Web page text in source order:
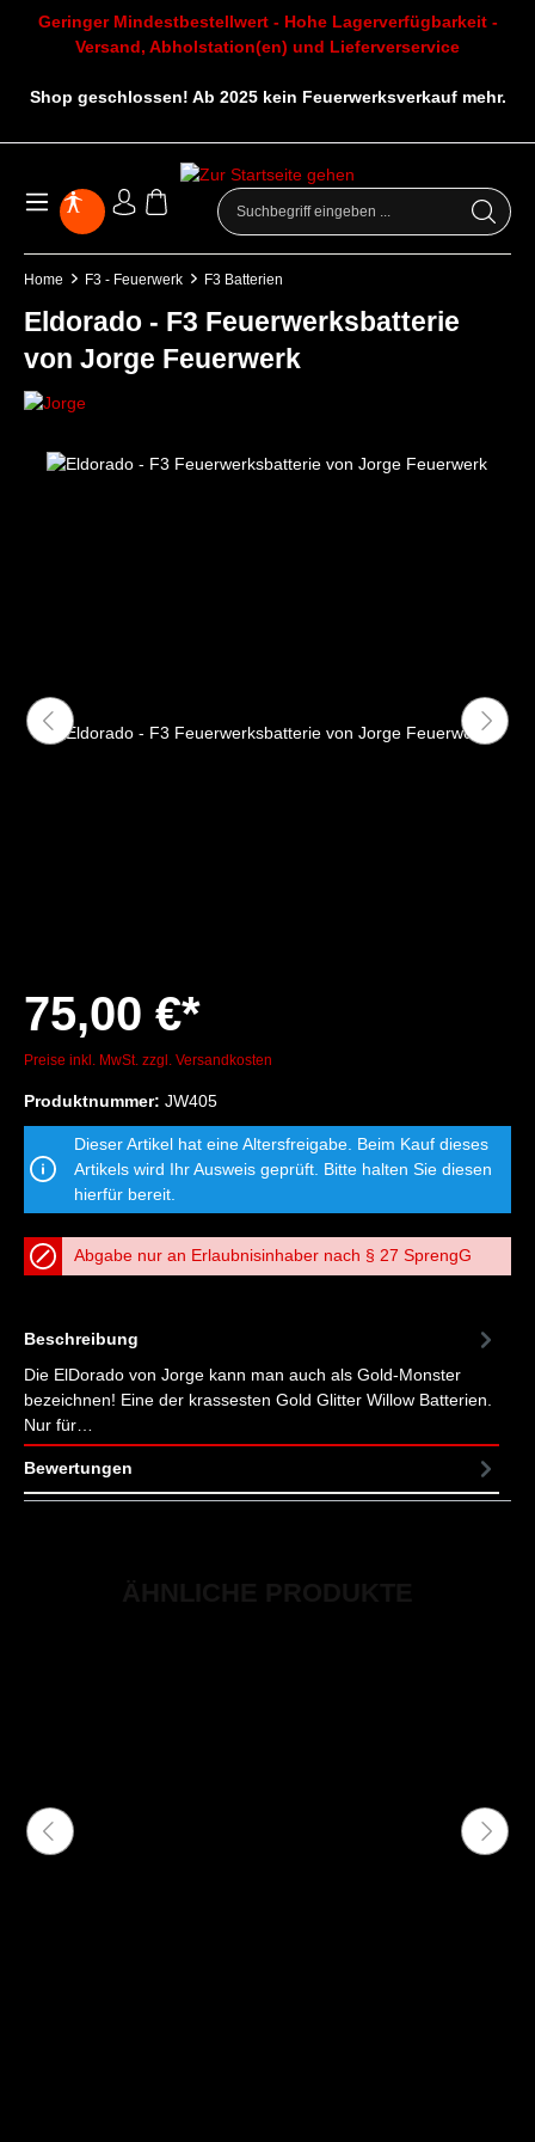
Geringer Mindestbestellwert - Hohe Lagerverfügbarkeit -
Versand, Abholstation(en) und Lieferverservice
Shop geschlossen! Ab 2025 kein Feuerwerksverkauf mehr.
Home F3 - Feuerwerk F3 Batterien
Eldorado - F3 Feuerwerksbatterie
von Jorge Feuerwerk
75,00 €*
Preise inkl. MwSt. zzgl. Versandkosten
Produktnummer: JW405
Dieser Artikel hat eine Altersfreigabe. Beim Kauf dieses
Artikels wird Ihr Ausweis geprüft. Bitte halten Sie diesen
hierfür bereit.
Abgabe nur an Erlaubnisinhaber nach § 27 SprengG
Beschreibung
Die ElDorado von Jorge kann man auch als Gold-Monster
bezeichnen! Eine der krassesten Gold Glitter Willow Batterien.
Nur für…
Bewertungen